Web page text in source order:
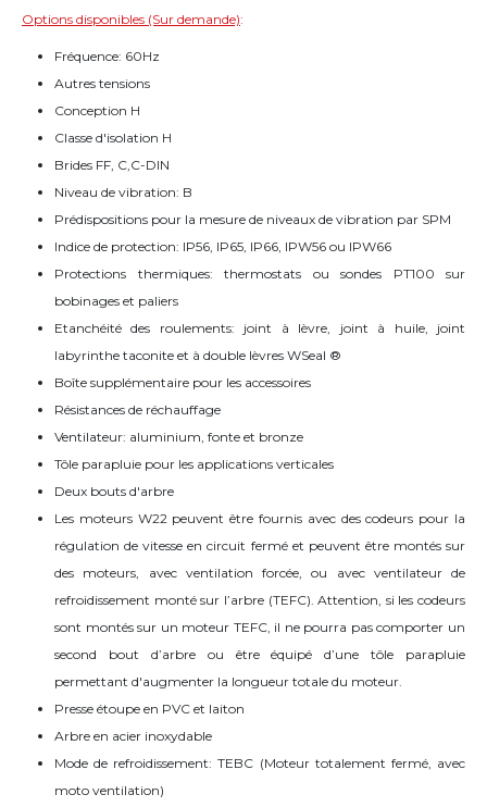
Options disponibles (Sur demande):
Fréquence: 60Hz
Autres tensions
Conception H
Classe d'isolation H
Brides FF, C,C-DIN
Niveau de vibration: B
Prédispositions pour la mesure de niveaux de vibration par SPM
Indice de protection: IP56, IP65, IP66, IPW56 ou IPW66
Protections thermiques: thermostats ou sondes PT100 sur
bobinages et paliers
Etanchéité des roulements: joint à lèvre, joint à huile, joint
labyrinthe taconite et à double lèvres WSeal ®
Boîte supplémentaire pour les accessoires
Résistances de réchauffage
Ventilateur: aluminium, fonte et bronze
Tôle parapluie pour les applications verticales
Deux bouts d'arbre
Les moteurs W22 peuvent être fournis avec des codeurs pour la
régulation de vitesse en circuit fermé et peuvent être montés sur
des moteurs, avec ventilation forcée, ou avec ventilateur de
refroidissement monté sur l’arbre (TEFC). Attention, si les codeurs
sont montés sur un moteur TEFC, il ne pourra pas comporter un
second bout d’arbre ou être équipé d’une tôle parapluie
permettant d'augmenter la longueur totale du moteur.
Presse étoupe en PVC et laiton
Arbre en acier inoxydable
Mode de refroidissement: TEBC (Moteur totalement fermé, avec
moto ventilation)